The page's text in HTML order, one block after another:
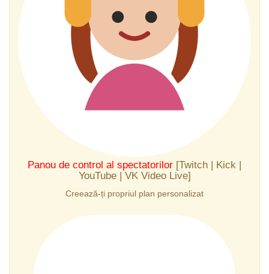
Panou de control al spectatorilor
YouTube | VK Video Live]